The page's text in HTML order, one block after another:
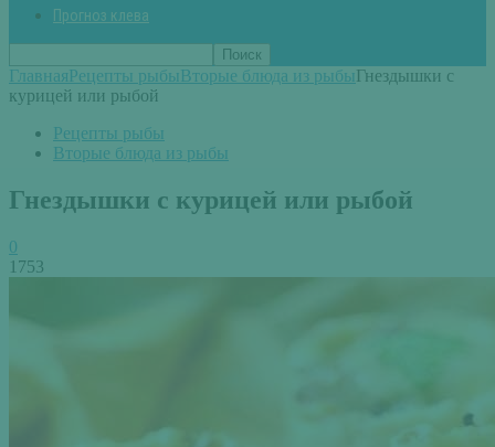
Прогноз клева
ГлавнаяРецепты рыбыВторые блюда из рыбыГнездышки с
курицей или рыбой
Рецепты рыбы
Вторые блюда из рыбы
Гнездышки с курицей или рыбой
0
1753